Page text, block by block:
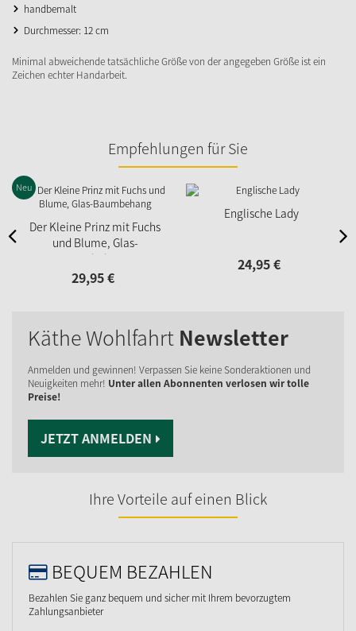
handbemalt
Durchmesser: 12 cm
Minimal abweichende tatsächliche Größe von der angegeben Größe ist ein
Zeichen echter Handarbeit.
Empfehlungen für Sie
Der Kleine Prinz mit Fuchs
und Blume, Glas-
Baumbehang
Neu
29,95€
Englische Lady
24,95€
Käthe Wohlfahrt Newsletter
Anmelden und gewinnen! Verpassen Sie keine Sonderaktionen und
Neuigkeiten mehr! Unter allen Abonnenten verlosen wir tolle
Preise!
JETZT ANMELDEN
Ihre Vorteile auf einen Blick
BEQUEM BEZAHLEN
Bezahlen Sie ganz bequem und sicher mit Ihrem bevorzugtem
Zahlungsanbieter